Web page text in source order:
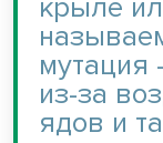
крыле
из-за
ядов и